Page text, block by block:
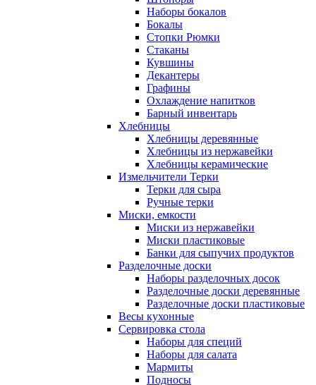
Наборы бокалов
Бокалы
Стопки Рюмки
Стаканы
Кувшины
Декантеры
Графины
Охлаждение напитков
Барный инвентарь
Хлебницы
Хлебницы деревянные
Хлебницы из нержавейки
Хлебницы керамические
Измельчители Терки
Терки для сыра
Ручные терки
Миски, емкости
Миски из нержавейки
Миски пластиковые
Банки для сыпучих продуктов
Разделочные доски
Наборы разделочных досок
Разделочные доски деревянные
Разделочные доски пластиковые
Весы кухонные
Сервировка стола
Наборы для специй
Наборы для салата
Мармиты
Подносы